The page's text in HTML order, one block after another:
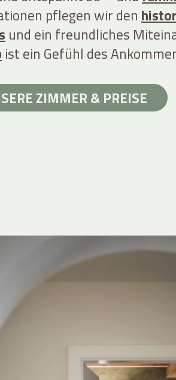
pflegen wir den
und ein freundliches
ist ein Gefühl des
ZIMMER & PREISE